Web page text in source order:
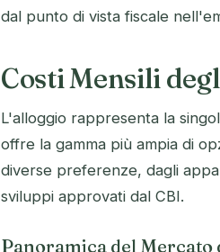
dal punto di vista fiscale
Costi Mensili
L'alloggio rappresenta la
offre la gamma più ampia di
diverse preferenze, dagli
sviluppi approvati dal CBI.
Panoramica del